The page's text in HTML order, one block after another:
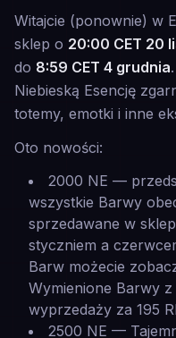
INNE
Witajcie (ponownie) w
sklep o 20:00 CET 20
do 8:59 CET 4 grudnia
Niebieską Esencję
totemy, emotki i inne
Oto nowości:
2000 NE —
wszystkie Barwy
sprzedawane w
styczniem a
Barw możecie
Wymienione Barwy
wyprzedaży za 195
2500 NE —